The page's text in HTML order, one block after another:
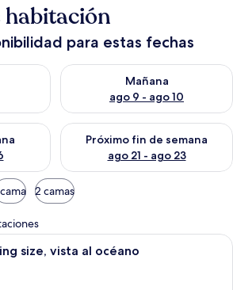
habitación
para estas fechas
para hoy ago 8 - ago 9
Mañana
ago 9 - ago 10
Consulta la disponibilidad
para este fin de semana ago 14 -
Próximo fin de semana
ago 21 - ago 23
Consulta la disponibilidad
2 camas
Habitación de hotel con una cama
size, vista al océano